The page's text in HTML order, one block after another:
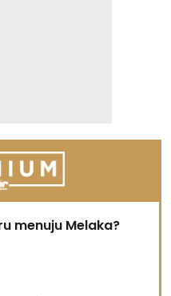
menuju Melaka?